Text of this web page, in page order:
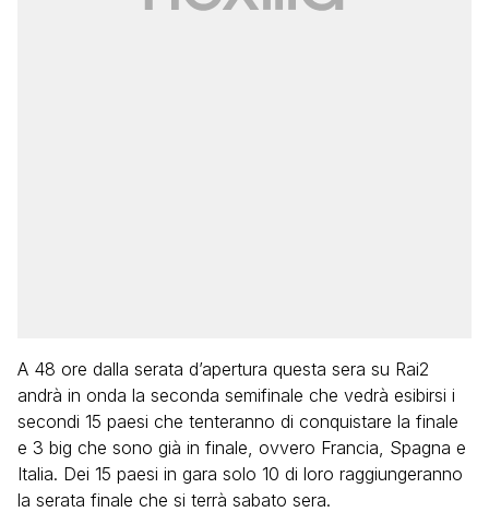
A 48 ore dalla serata d’apertura questa sera su Rai2
andrà in onda la seconda semifinale che vedrà esibirsi i
secondi 15 paesi che tenteranno di conquistare la finale
e 3 big che sono già in finale, ovvero Francia, Spagna e
Italia. Dei 15 paesi in gara solo 10 di loro raggiungeranno
la serata finale che si terrà sabato sera.